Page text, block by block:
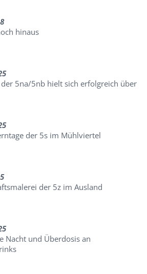
hinaus
der 5na/5nb hielt sich erfolgreich über
der 5s im Mühlviertel
der 5z im Ausland
Nacht und Überdosis an